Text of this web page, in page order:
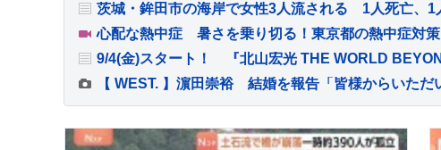
心配な熱中症 暑さを乗り切る！東京都の熱中症対策